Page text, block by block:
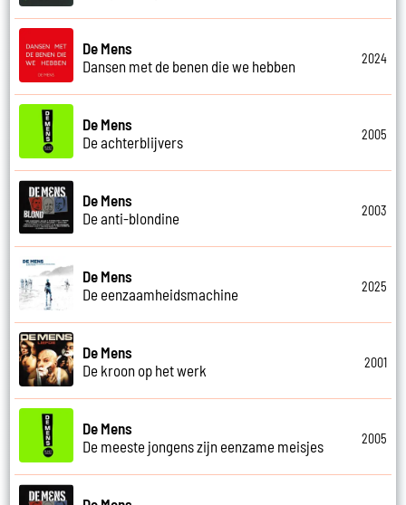
De Mens
Dansen met de benen die we hebben
2024
De Mens
De achterblijvers
2005
De Mens
De anti-blondine
2003
De Mens
De eenzaamheidsmachine
2025
De Mens
De kroon op het werk
2001
De Mens
De meeste jongens zijn eenzame meisjes
2005